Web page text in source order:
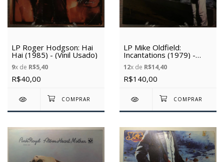
LP Roger Hodgson: Hai
Hai (1985) - (Vinil Usado)
9x de R$5,40
R$40,00
LP Mike Oldfield:
Incantations (1979) -
(Vinil Usado)
12x de R$14,40
R$140,00